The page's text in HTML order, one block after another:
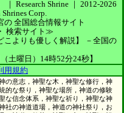
｜ Research Shrine ｜ 2012-2026
Shrines Corp.
の 全国総合情報サイト
検索サイト≫
こよりも優しく解説】
－全国の
土曜日）14時52分24秒】
用規約
の意志，神聖な木，神聖な修行，神
的な祭り，神聖な場所，神道の修験
な信念体系，神聖な祈り，神聖な神
社の神道道場，神道の神社祭り，お